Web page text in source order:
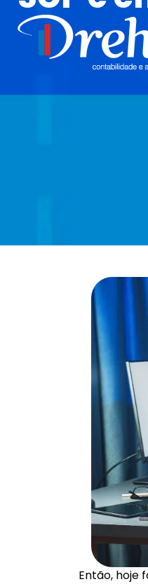
Então, hoje